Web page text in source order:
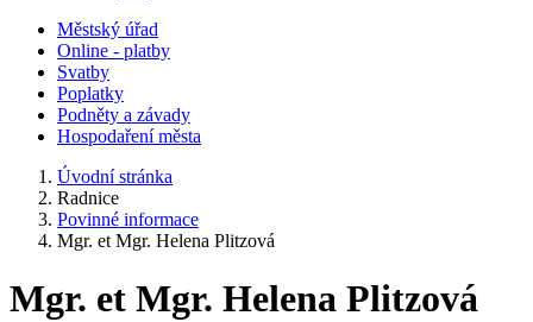
Městský úřad
Online - platby
Svatby
Poplatky
Podněty a závady
Hospodaření města
Úvodní stránka
Radnice
Povinné informace
Mgr. et Mgr. Helena Plitzová
Mgr. et Mgr. Helena Plitzová